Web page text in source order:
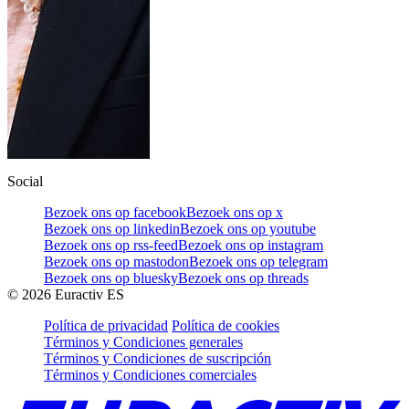
Social
Bezoek ons op facebookBezoek ons op x
Bezoek ons op linkedinBezoek ons op youtube
Bezoek ons op rss-feedBezoek ons op instagram
Bezoek ons op mastodonBezoek ons op telegram
Bezoek ons op blueskyBezoek ons op threads
© 2026 Euractiv ES
Política de privacidad Política de cookies
Términos y Condiciones generales
Términos y Condiciones de suscripción
Términos y Condiciones comerciales